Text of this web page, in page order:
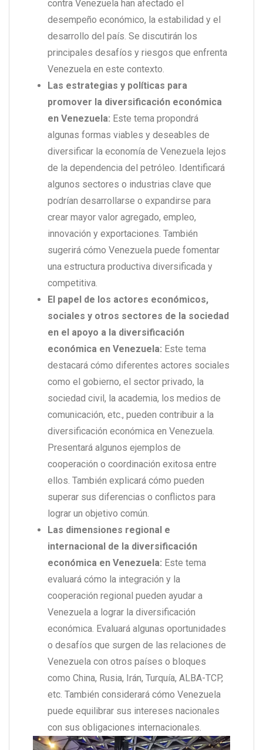
contra Venezuela han afectado el
desempeño económico, la estabilidad y el
desarrollo del país. Se discutirán los
principales desafíos y riesgos que enfrenta
Venezuela en este contexto.
Las estrategias y políticas para
promover la diversificación económica
en Venezuela: Este tema propondrá
algunas formas viables y deseables de
diversificar la economía de Venezuela lejos
de la dependencia del petróleo. Identificará
algunos sectores o industrias clave que
podrían desarrollarse o expandirse para
crear mayor valor agregado, empleo,
innovación y exportaciones. También
sugerirá cómo Venezuela puede fomentar
una estructura productiva diversificada y
competitiva.
El papel de los actores económicos,
sociales y otros sectores de la sociedad
en el apoyo a la diversificación
económica en Venezuela: Este tema
destacará cómo diferentes actores sociales
como el gobierno, el sector privado, la
sociedad civil, la academia, los medios de
comunicación, etc., pueden contribuir a la
diversificación económica en Venezuela.
Presentará algunos ejemplos de
cooperación o coordinación exitosa entre
ellos. También explicará cómo pueden
superar sus diferencias o conflictos para
lograr un objetivo común.
Las dimensiones regional e
internacional de la diversificación
económica en Venezuela: Este tema
evaluará cómo la integración y la
cooperación regional pueden ayudar a
Venezuela a lograr la diversificación
económica. Evaluará algunas oportunidades
o desafíos que surgen de las relaciones de
Venezuela con otros países o bloques
como China, Rusia, Irán, Turquía, ALBA-TCP,
etc. También considerará cómo Venezuela
puede equilibrar sus intereses nacionales
con sus obligaciones internacionales.